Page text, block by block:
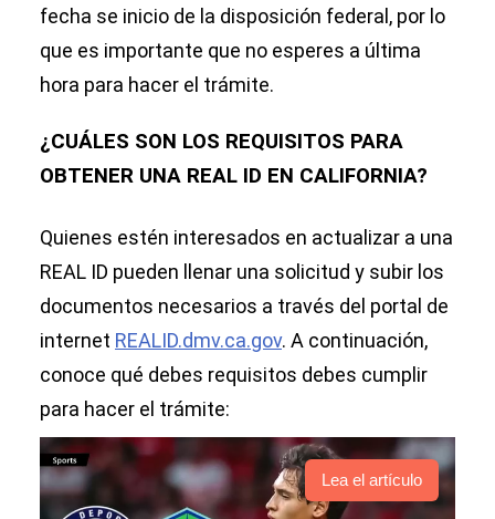
fecha se inicio de la disposición federal, por lo
que es importante que no esperes a última
hora para hacer el trámite.
¿CUÁLES SON LOS REQUISITOS PARA
OBTENER UNA REAL ID EN CALIFORNIA?
Quienes estén interesados en actualizar a una
REAL ID pueden llenar una solicitud y subir los
documentos necesarios a través del portal de
internet REALID.dmv.ca.gov. A continuación,
conoce qué debes requisitos debes cumplir
para hacer el trámite:
Lea el artículo